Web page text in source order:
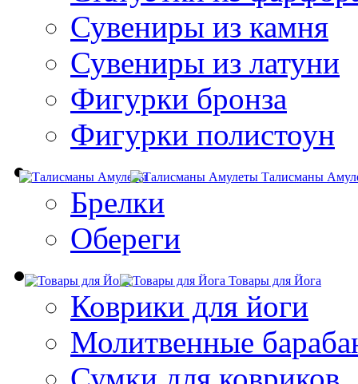
Сувениры из камня
Сувениры из латуни
Фигурки бронза
Фигурки полистоун
Талисманы
Брелки
Обереги
Товары для Йога
Коврики для йоги
Молитвенные